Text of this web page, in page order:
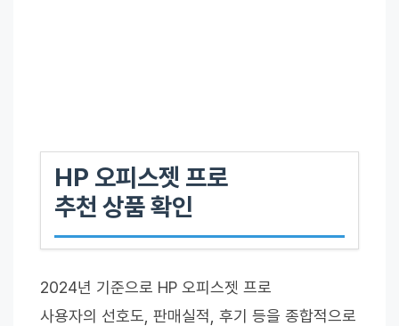
HP 오피스젯 프로
추천 상품 확인
2024년 기준으로 HP 오피스젯 프로
사용자의 선호도, 판매실적, 후기 등을 종합적으로